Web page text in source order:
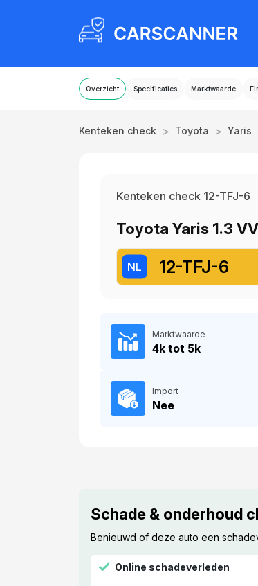
Overzicht Specificaties Marktwaarde
Kenteken check > Toyota > Yaris
Kenteken check 12-TFJ-6
Toyota Yaris 1.3
NL 12-TFJ-6
Marktwaarde
4k tot 5k
Import
Nee
Schade & onderhoud
Benieuwd of deze auto een
Online schadeverleden